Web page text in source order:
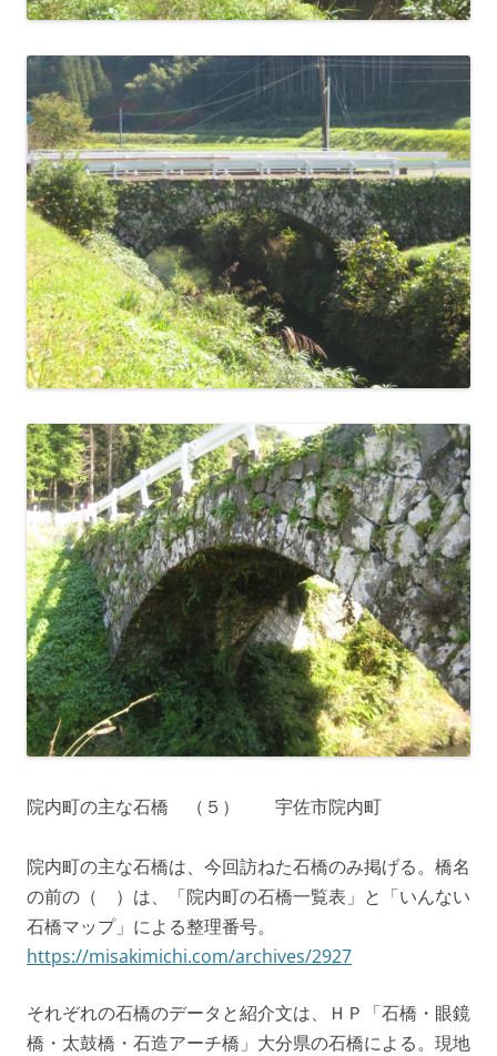
院内町の主な石橋 （５） 宇佐市院内町
院内町の主な石橋は、今回訪ねた石橋のみ掲げる。橋名
の前の（ ）は、「院内町の石橋一覧表」と「いんない
石橋マップ」による整理番号。
https://misakimichi.com/archives/2927
それぞれの石橋のデータと紹介文は、ＨＰ「石橋・眼鏡
橋・太鼓橋・石造アーチ橋」大分県の石橋による。現地